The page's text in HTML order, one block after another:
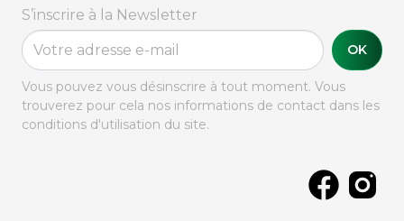
S’inscrire à la Newsletter
OK
Vous pouvez vous désinscrire à tout moment. Vous
trouverez pour cela nos informations de contact dans les
conditions d'utilisation du site.